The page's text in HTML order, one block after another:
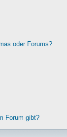
oder Forums?
Forum gibt?